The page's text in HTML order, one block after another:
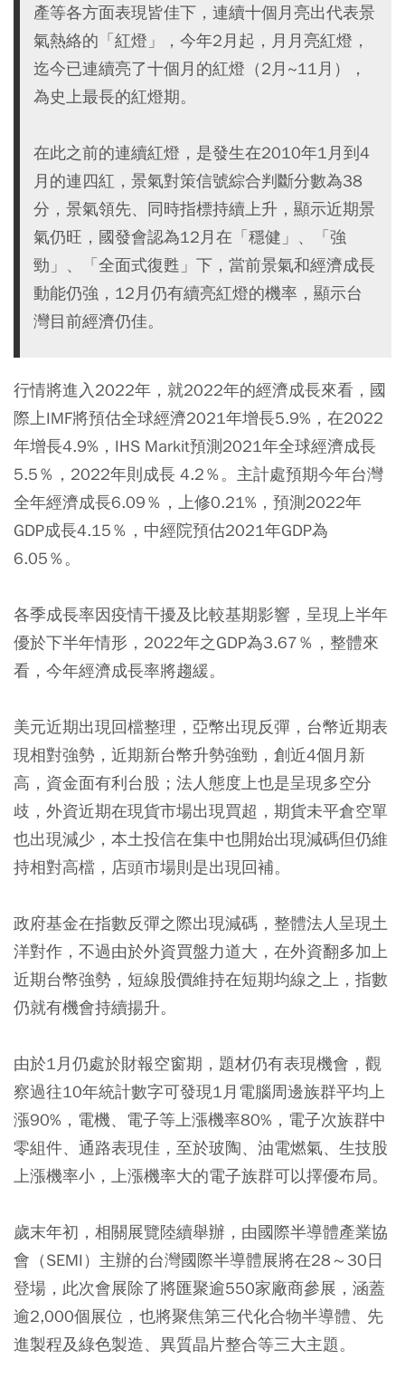
產等各方面表現皆佳下，連續十個月亮出代表景
氣熱絡的「紅燈」，今年2月起，月月亮紅燈，
迄今已連續亮了十個月的紅燈（2月~11月），
為史上最長的紅燈期。
在此之前的連續紅燈，是發生在2010年1月到4
月的連四紅，景氣對策信號綜合判斷分數為38
分，景氣領先、同時指標持續上升，顯示近期景
氣仍旺，國發會認為12月在「穩健」、「強
勁」、「全面式復甦」下，當前景氣和經濟成長
動能仍強，12月仍有續亮紅燈的機率，顯示台
灣目前經濟仍佳。
行情將進入2022年，就2022年的經濟成長來看，國
際上IMF將預估全球經濟2021年增長5.9%，在2022
年增長4.9%，IHS Markit預測2021年全球經濟成長
5.5％，2022年則成長 4.2％。主計處預期今年台灣
全年經濟成長6.09％，上修0.21%，預測2022年
GDP成長4.15％，中經院預估2021年GDP為
6.05％。
各季成長率因疫情干擾及比較基期影響，呈現上半年
優於下半年情形，2022年之GDP為3.67％，整體來
看，今年經濟成長率將趨緩。
美元近期出現回檔整理，亞幣出現反彈，台幣近期表
現相對強勢，近期新台幣升勢強勁，創近4個月新
高，資金面有利台股；法人態度上也是呈現多空分
歧，外資近期在現貨市場出現買超，期貨未平倉空單
也出現減少，本土投信在集中也開始出現減碼但仍維
持相對高檔，店頭市場則是出現回補。
政府基金在指數反彈之際出現減碼，整體法人呈現土
洋對作，不過由於外資買盤力道大，在外資翻多加上
近期台幣強勢，短線股價維持在短期均線之上，指數
仍就有機會持續揚升。
由於1月仍處於財報空窗期，題材仍有表現機會， 觀
察過往10年統計數字可發現1月電腦周邊族群平均上
漲90%，電機、電子等上漲機率80%，電子次族群中
零組件、通路表現佳，至於玻陶、油電燃氣、生技股
上漲機率小，上漲機率大的電子族群可以擇優布局。
歲末年初，相關展覽陸續舉辦，由國際半導體產業協
會（SEMI）主辦的台灣國際半導體展將在28～30日
登場，此次會展除了將匯聚逾550家廠商參展，涵蓋
逾2,000個展位，也將聚焦第三代化合物半導體、先
進製程及綠色製造、異質晶片整合等三大主題。